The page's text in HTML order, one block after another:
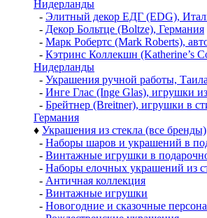
Нидерланды
- Элитный декор ЕДГ (EDG),
- Декор Больтце (Boltze), Германия
- Марк Робертс (Mark Roberts),
- Кэтринс Коллекшн (Katherine’s
Нидерланды
- Украшения ручной работы,
- Инге Глас (Inge Glas), игрушки
- Брейтнер (Breitner), игрушки в
Германия
♦ Украшения из стекла (все бренды)
- Наборы шаров и украшений в
- Винтажные игрушки в
- Наборы елочных украшений из
- Античная коллекция
- Винтажные игрушки
- Новогодние и сказочные